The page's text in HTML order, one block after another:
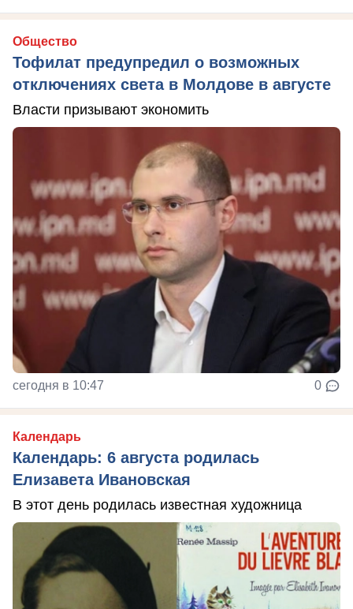
Общество
Тофилат предупредил о возможных
отключениях света в Молдове в августе
Власти призывают экономить
сегодня в 10:47 0
Календарь
Календарь: 6 августа родилась
Елизавета Ивановская
В этот день родилась известная художница